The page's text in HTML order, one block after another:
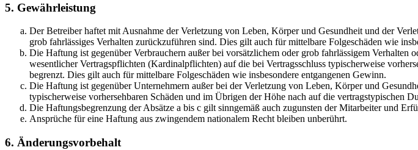
5. Gewährleistung
Der Betreiber haftet mit Ausnahme der Verletzung von Leben, Körper und Gesundheit und der
grob fahrlässiges Verhalten zurückzuführen sind. Dies gilt auch für mittelbare Folgeschäden wie
Die Haftung ist gegenüber Verbrauchern außer bei vorsätzlichem oder grob fahrlässigem
wesentlicher Vertragspflichten (Kardinalpflichten) auf die bei Vertragsschluss typischerweise
begrenzt. Dies gilt auch für mittelbare Folgeschäden wie insbesondere entgangenen Gewinn.
Die Haftung ist gegenüber Unternehmern außer bei der Verletzung von Leben, Körper und
typischerweise vorhersehbaren Schäden und im Übrigen der Höhe nach auf die vertragstypischen
Die Haftungsbegrenzung der Absätze a bis c gilt sinngemäß auch zugunsten der Mitarbeiter und
Ansprüche für eine Haftung aus zwingendem nationalem Recht bleiben unberührt.
6. Änderungsvorbehalt